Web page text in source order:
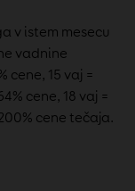
v istem mesecu
vadnine
cene, 15 vaj =
cene, 18 vaj =
cene tečaja.